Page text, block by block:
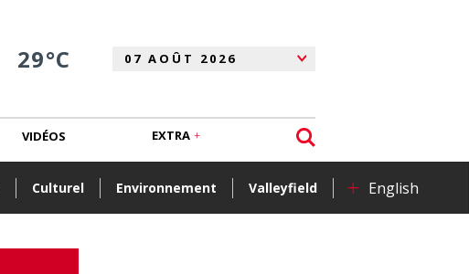
29°C
Culturel Environnement Valleyfield + English
VIDÉOS EXTRA